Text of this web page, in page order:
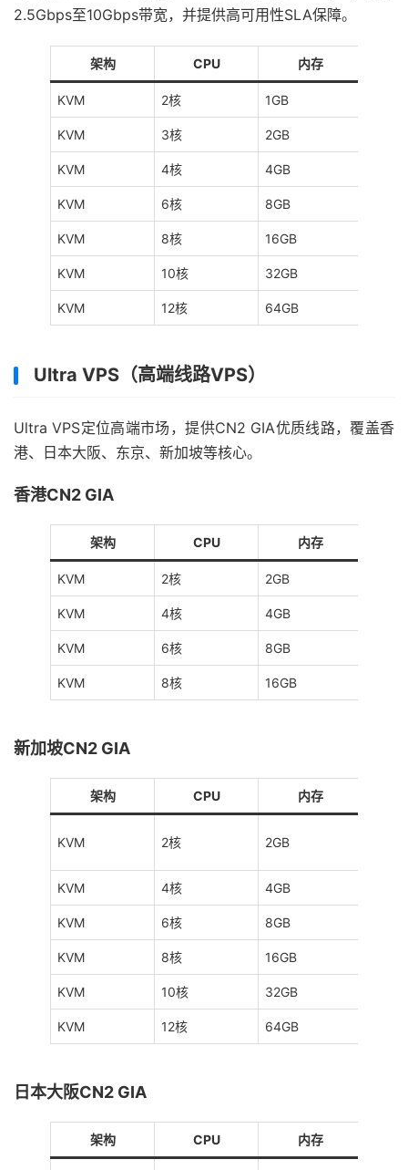
2.5Gbps至10Gbps带宽，并提供高可用性SLA保障。
架构 CPU 内存
KVM 2核 1GB
KVM 3核 2GB
KVM 4核 4GB
KVM 6核 8GB
KVM 8核 16GB
KVM 10核 32GB
KVM 12核 64GB
Ultra VPS（高端线路VPS）
Ultra VPS定位高端市场，提供CN2 GIA优质线路，覆盖香
港、日本大阪、东京、新加坡等核心。
香港CN2 GIA
架构 CPU 内存
KVM 2核 2GB
KVM 4核 4GB
KVM 6核 8GB
KVM 8核 16GB
新加坡CN2 GIA
架构 CPU 内存
KVM 2核 2GB
KVM 4核 4GB
KVM 6核 8GB
KVM 8核 16GB
KVM 10核 32GB
KVM 12核 64GB
日本大阪CN2 GIA
架构 CPU 内存